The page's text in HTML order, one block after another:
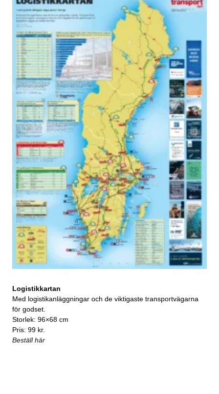
Logistikkartan
Med logistikanläggningar och de viktigaste transportvägarna
för godset.
Storlek: 96×68 cm
Pris: 99 kr.
Beställ här